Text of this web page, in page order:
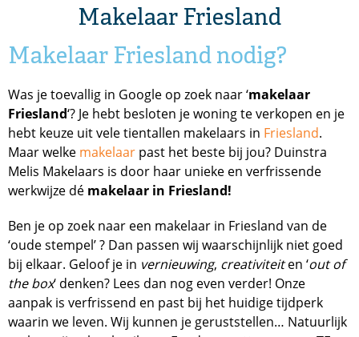
Makelaar Friesland
Makelaar Friesland nodig?
Was je toevallig in Google op zoek naar ‘makelaar
Friesland‘? Je hebt besloten je woning te verkopen en je
hebt keuze uit vele tientallen makelaars in Friesland.
Maar welke makelaar past het beste bij jou? Duinstra
Melis Makelaars is door haar unieke en verfrissende
werkwijze dé makelaar in Friesland!
Ben je op zoek naar een makelaar in Friesland van de
‘oude stempel’ ? Dan passen wij waarschijnlijk niet goed
bij elkaar. Geloof je in vernieuwing, creativiteiten ‘out of
the box‘ denken? Lees dan nog even verder! Onze
aanpak is verfrissend en past bij het huidige tijdperk
waarin we leven. Wij kunnen je geruststellen… Natuurlijk